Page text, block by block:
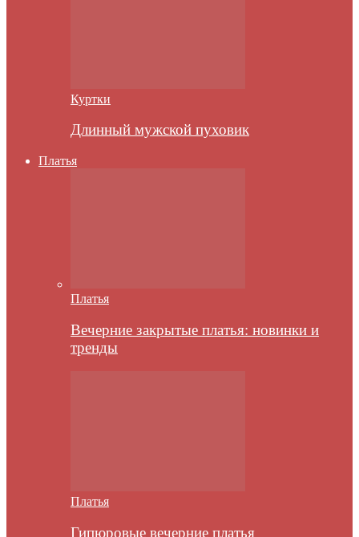
Куртки
Длинный мужской пуховик
Платья
Платья
Вечерние закрытые платья: новинки и
тренды
Платья
Гипюровые вечерние платья